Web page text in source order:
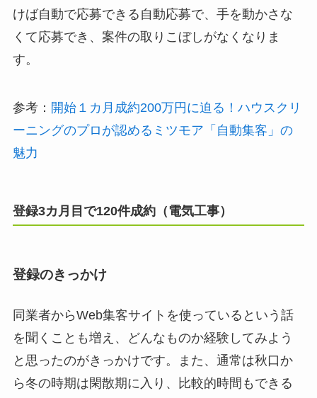
けば自動で応募できる自動応募で、手を動かさな
くて応募でき、案件の取りこぼしがなくなりま
す。
参考： 開始１カ月成約200万円に迫る！ハウスクリ
ーニングのプロが認めるミツモア「自動集客」の
魅力
登録3カ月目で120件成約（電気工事）
登録のきっかけ
同業者からWeb集客サイトを使っているという話
を聞くことも増え、どんなものか経験してみよう
と思ったのがきっかけです。また、通常は秋口か
ら冬の時期は閑散期に入り、比較的時間もできる